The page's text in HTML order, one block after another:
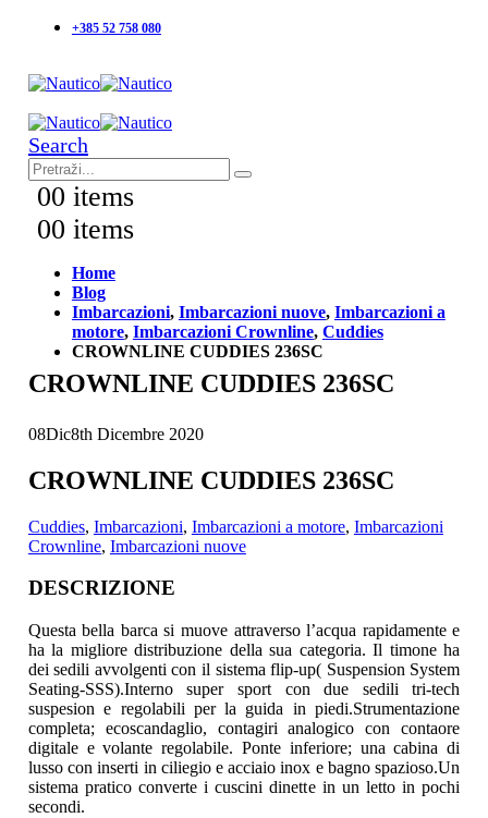
+385 52 758 080
Search
00 items
00 items
Home
Blog
Imbarcazioni, Imbarcazioni nuove, Imbarcazioni a
motore, Imbarcazioni Crownline, Cuddies
CROWNLINE CUDDIES 236SC
CROWNLINE CUDDIES 236SC
08Dic8th Dicembre 2020
CROWNLINE CUDDIES 236SC
Cuddies, Imbarcazioni, Imbarcazioni a motore, Imbarcazioni
Crownline, Imbarcazioni nuove
DESCRIZIONE
Questa bella barca si muove attraverso l’acqua rapidamente e
ha la migliore distribuzione della sua categoria.Il timone ha
dei sedili avvolgenti con il sistema flip-up( Suspension System
Seating-SSS).Interno super sport con due sedili tri-tech
suspesion e regolabili per la guida in piedi.Strumentazione
completa; ecoscandaglio, contagiri analogico con contaore
digitale e volante regolabile. Ponte inferiore; una cabina di
lusso con inserti in ciliegio e acciaio inox e bagno spazioso.Un
sistema pratico converte i cuscini dinette in un letto in pochi
secondi.